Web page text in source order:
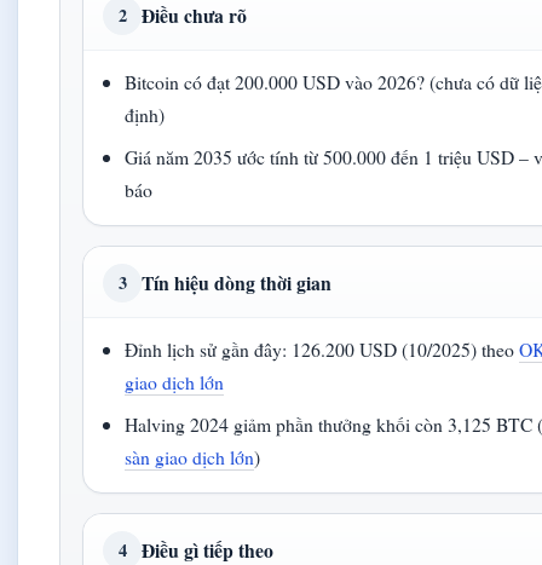
2 Điều chưa rõ
Bitcoin có đạt 200.000 USD vào 2026? (chưa có dữ
định)
Giá năm 2035 ước tính từ 500.000 đến 1 triệu USD –
báo
3 Tín hiệu dòng thời gian
Đỉnh lịch sử gần đây: 126.200 USD (10/2025) theo
giao dịch lớn
Halving 2024 giảm phần thưởng khối còn 3,125 BTC
sàn giao dịch lớn)
4 Điều gì tiếp theo